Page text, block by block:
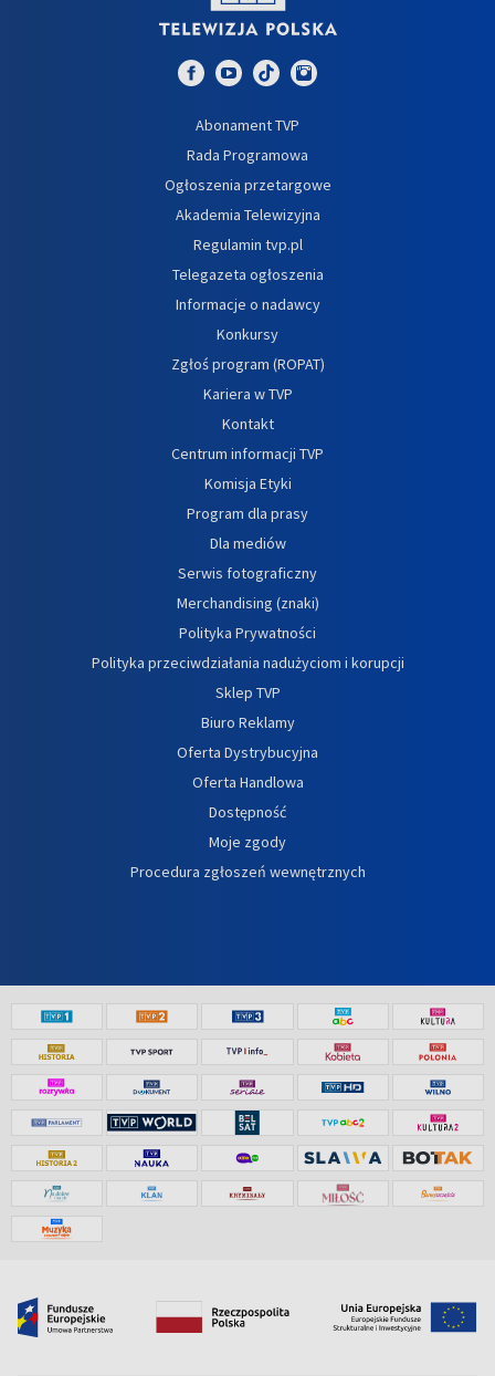
Abonament TVP
Rada Programowa
Ogłoszenia przetargowe
Akademia Telewizyjna
Regulamin tvp.pl
Telegazeta ogłoszenia
Informacje o nadawcy
Konkursy
Zgłoś program (ROPAT)
Kariera w TVP
Kontakt
Centrum informacji TVP
Komisja Etyki
Program dla prasy
Dla mediów
Serwis fotograficzny
Merchandising (znaki)
Polityka Prywatności
Polityka przeciwdziałania nadużyciom i korupcji
Sklep TVP
Biuro Reklamy
Oferta Dystrybucyjna
Oferta Handlowa
Dostępność
Moje zgody
Procedura zgłoszeń wewnętrznych